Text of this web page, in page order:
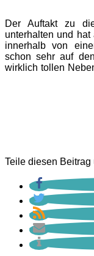
Der Auftakt zu
unterhalten und
innerhalb von
schon sehr auf
wirklich tollen
Teile diesen Beitrag